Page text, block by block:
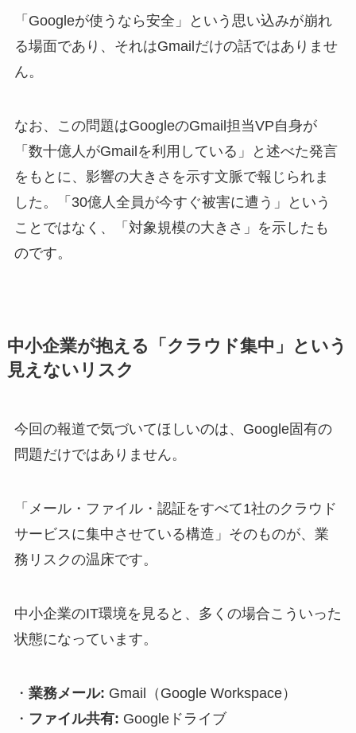
「Googleが使うなら安全」という思い込みが崩れ
る場面であり、それはGmailだけの話ではありませ
ん。
なお、この問題はGoogleのGmail担当VP自身が
「数十億人がGmailを利用している」と述べた発言
をもとに、影響の大きさを示す文脈で報じられま
した。「30億人全員が今すぐ被害に遭う」という
ことではなく、「対象規模の大きさ」を示したも
のです。
中小企業が抱える「クラウド集中」という
見えないリスク
今回の報道で気づいてほしいのは、Google固有の
問題だけではありません。
「メール・ファイル・認証をすべて1社のクラウド
サービスに集中させている構造」そのものが、業
務リスクの温床です。
中小企業のIT環境を見ると、多くの場合こういった
状態になっています。
・ 業務メール: Gmail（Google Workspace）
・ ファイル共有: Googleドライブ